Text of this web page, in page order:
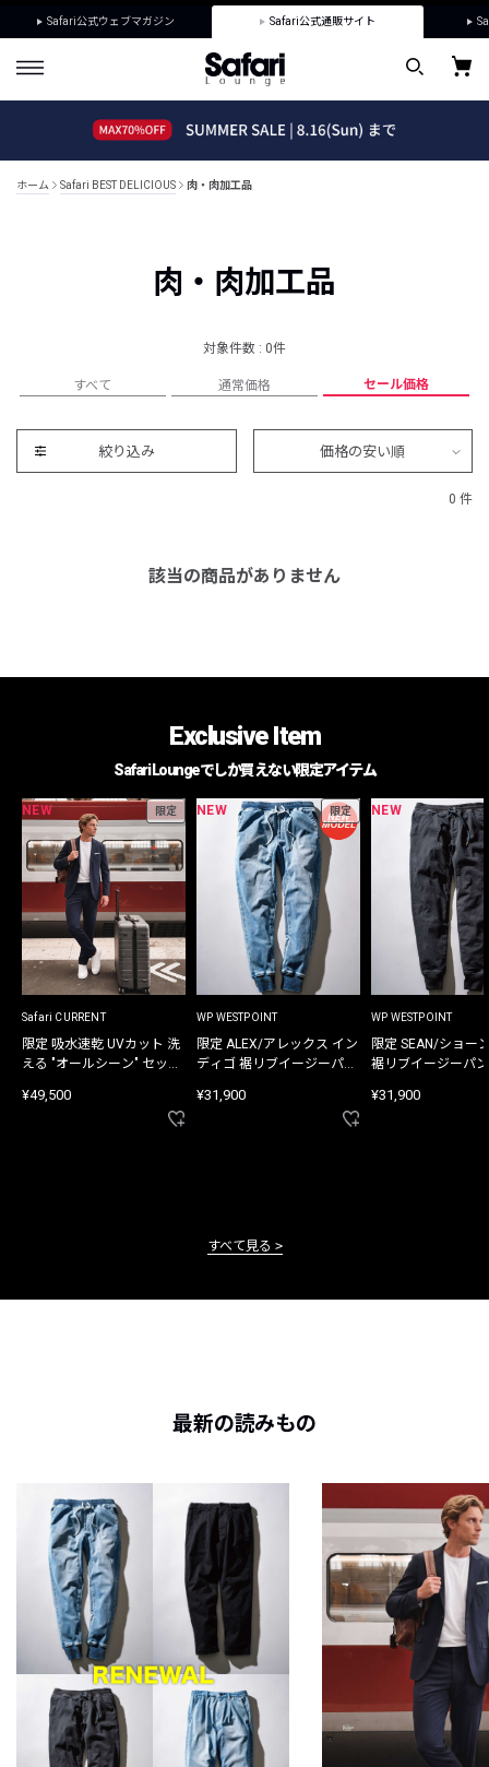
Safari公式ウェブマガジン Safari公式通販サイト
ホーム Safari BEST DELICIOUS 肉・肉加工品
肉・肉加工品
対象件数 : 0件
すべて 通常価格 セール価格
絞り込み 価格の安い順
0 件
該当の商品がありません
Exclusive Item
Safari Loungeでしか買えない限定アイテム
NEW 限定
Safari CURRENT
限定 吸水速乾 UVカット 洗
える "オールシーン" セット
¥49,500
NEW 限定
WP WESTPOINT
限定 ALEX/アレックス イン
ディゴ 裾リブイージーパン
¥31,900
NEW
WP WESTPOINT
限定 SEAN/ショー
裾リブイージーパ
¥31,900
すべて見る
最新の読みもの